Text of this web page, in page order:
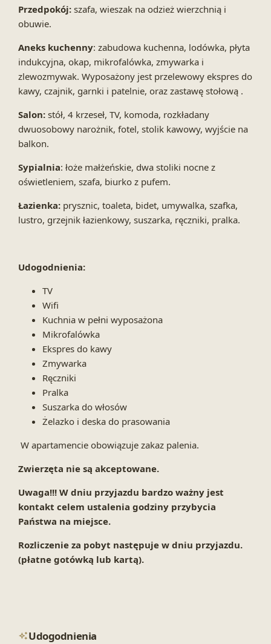
Przedpokój: szafa, wieszak na odzież wierzchnią i
obuwie.
Aneks kuchenny: zabudowa kuchenna, lodówka, płyta
indukcyjna, okap, mikrofalówka, zmywarka i
zlewozmywak. Wyposażony jest przelewowy ekspres do
kawy, czajnik, garnki i patelnie, oraz zastawę stołową .
Salon: stół, 4 krzeseł, TV, komoda, rozkładany
dwuosobowy narożnik, fotel, stolik kawowy, wyjście na
balkon.
Sypialnia: łoże małżeńskie, dwa stoliki nocne z
oświetleniem, szafa, biurko z pufem.
Łazienka: prysznic, toaleta, bidet, umywalka, szafka,
lustro, grzejnik łazienkowy, suszarka, ręczniki, pralka.
Udogodnienia:
TV
Wifi
Kuchnia w pełni wyposażona
Mikrofalówka
Ekspres do kawy
Zmywarka
Ręczniki
Pralka
Suszarka do włosów
Żelazko i deska do prasowania
W apartamencie obowiązuje zakaz palenia.
Zwierzęta nie są akceptowane.
Uwaga!!! W dniu przyjazdu bardzo ważny jest
kontakt celem ustalenia godziny przybycia
Państwa na miejsce.
Rozliczenie za pobyt następuje w dniu przyjazdu.
(płatne gotówką lub kartą).
Udogodnienia